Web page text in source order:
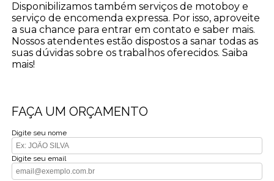
Disponibilizamos também serviços de motoboy e
serviço de encomenda expressa. Por isso, aproveite
a sua chance para entrar em contato e saber mais.
Nossos atendentes estão dispostos a sanar todas as
suas dúvidas sobre os trabalhos oferecidos. Saiba
mais!
FAÇA UM ORÇAMENTO
Digite seu nome
Digite seu email